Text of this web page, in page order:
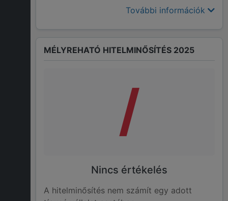
További információk
MÉLYREHATÓ HITELMINŐSÍTÉS 2025
/
Nincs értékelés
A hitelminősítés nem számít egy adott